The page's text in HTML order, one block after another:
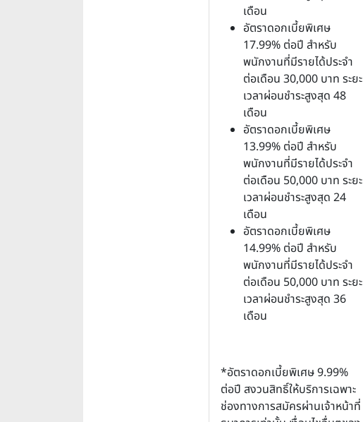
เดือน
อัตราดอกเบี้ยพิเศษ
17.99% ต่อปี สำหรับ
พนักงานที่มีรายได้ประจำ
ต่อเดือน 30,000 บาท ระยะ
เวลาผ่อนชำระสูงสุด 48
เดือน
อัตราดอกเบี้ยพิเศษ
13.99% ต่อปี สำหรับ
พนักงานที่มีรายได้ประจำ
ต่อเดือน 50,000 บาท ระยะ
เวลาผ่อนชำระสูงสุด 24
เดือน
อัตราดอกเบี้ยพิเศษ
14.99% ต่อปี สำหรับ
พนักงานที่มีรายได้ประจำ
ต่อเดือน 50,000 บาท ระยะ
เวลาผ่อนชำระสูงสุด 36
เดือน
*อัตราดอกเบี้ยพิเศษ 9.99%
ต่อปี สงวนสิทธิ์ให้บริการเฉพาะ
ช่องทางการสมัครผ่านเจ้าหน้าที่